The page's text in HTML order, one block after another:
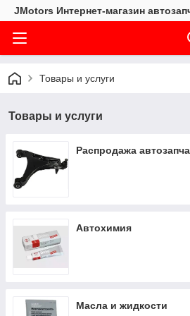
JMotors Интернет-магазин
Товары и услуги
Товары и услуги
Распродажа
Автохимия
Масла и жидкости